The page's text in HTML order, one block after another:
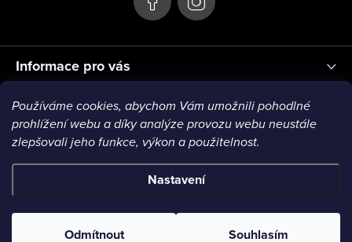
Používáme cookies, abychom Vám umožnili pohodlné
prohlížení webu a díky analýze provozu webu neustále
zlepšovali jeho funkce, výkon a použitelnost.
Nastavení
Odmítnout Souhlasím
Informace pro vás
Blog
Copyright 2026Le Mode. Všechna práva vyhrazena.